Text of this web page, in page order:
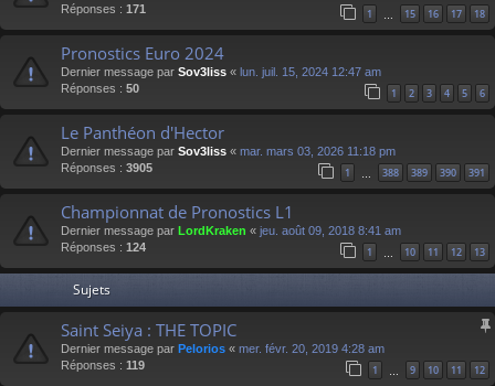
Réponses : 171 1 15 16 17 18
Pronostics Euro 2024
Dernier message par Sov3liss « lun. juil. 15, 2024 12:47 am
Réponses : 50 1 2 3 4 5 6
Le Panthéon d'Hector
Dernier message par Sov3liss « mar. mars 03, 2026 11:18 pm
Réponses : 3905 1 388 389 390 391
Championnat de Pronostics L1
Dernier message par LordKraken « jeu. août 09, 2018 8:41 am
Réponses : 124 1 10 11 12 13
Sujets
Saint Seiya : THE TOPIC
Dernier message par Pelorios « mer. févr. 20, 2019 4:28 am
Réponses : 119 1 … 9 10 11 12